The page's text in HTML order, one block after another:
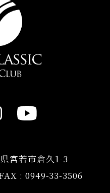
宮若市倉久1-3
: 0949-33-3506